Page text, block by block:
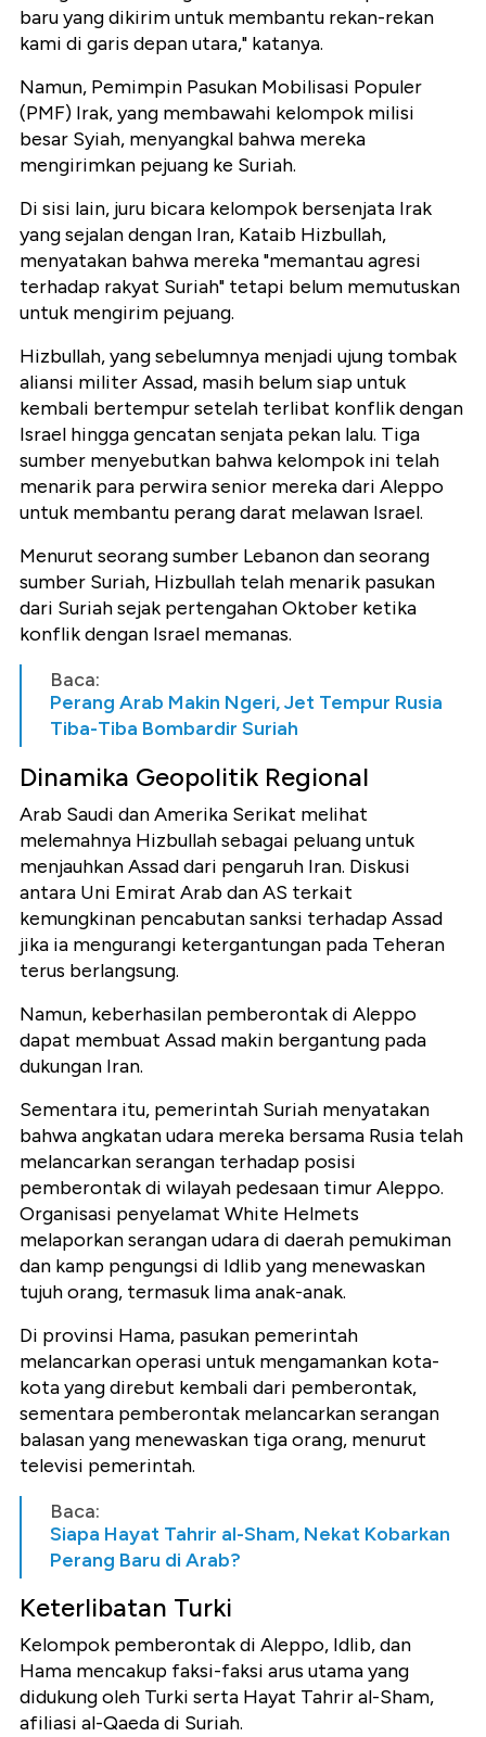
baru yang dikirim untuk membantu rekan-rekan
kami di garis depan utara," katanya.
Namun, Pemimpin Pasukan Mobilisasi Populer
(PMF) Irak, yang membawahi kelompok milisi
besar Syiah, menyangkal bahwa mereka
mengirimkan pejuang ke Suriah.
Di sisi lain, juru bicara kelompok bersenjata Irak
yang sejalan dengan Iran, Kataib Hizbullah,
menyatakan bahwa mereka "memantau agresi
terhadap rakyat Suriah" tetapi belum memutuskan
untuk mengirim pejuang.
Hizbullah, yang sebelumnya menjadi ujung tombak
aliansi militer Assad, masih belum siap untuk
kembali bertempur setelah terlibat konflik dengan
Israel hingga gencatan senjata pekan lalu. Tiga
sumber menyebutkan bahwa kelompok ini telah
menarik para perwira senior mereka dari Aleppo
untuk membantu perang darat melawan Israel.
Menurut seorang sumber Lebanon dan seorang
sumber Suriah, Hizbullah telah menarik pasukan
dari Suriah sejak pertengahan Oktober ketika
konflik dengan Israel memanas.
Baca:
Perang Arab Makin Ngeri, Jet Tempur Rusia
Tiba-Tiba Bombardir Suriah
Dinamika Geopolitik Regional
Arab Saudi dan Amerika Serikat melihat
melemahnya Hizbullah sebagai peluang untuk
menjauhkan Assad dari pengaruh Iran. Diskusi
antara Uni Emirat Arab dan AS terkait
kemungkinan pencabutan sanksi terhadap Assad
jika ia mengurangi ketergantungan pada Teheran
terus berlangsung.
Namun, keberhasilan pemberontak di Aleppo
dapat membuat Assad makin bergantung pada
dukungan Iran.
Sementara itu, pemerintah Suriah menyatakan
bahwa angkatan udara mereka bersama Rusia telah
melancarkan serangan terhadap posisi
pemberontak di wilayah pedesaan timur Aleppo.
Organisasi penyelamat White Helmets
melaporkan serangan udara di daerah pemukiman
dan kamp pengungsi di Idlib yang menewaskan
tujuh orang, termasuk lima anak-anak.
Di provinsi Hama, pasukan pemerintah
melancarkan operasi untuk mengamankan kota-
kota yang direbut kembali dari pemberontak,
sementara pemberontak melancarkan serangan
balasan yang menewaskan tiga orang, menurut
televisi pemerintah.
Baca:
Siapa Hayat Tahrir al-Sham, Nekat Kobarkan
Perang Baru di Arab?
Keterlibatan Turki
Kelompok pemberontak di Aleppo, Idlib, dan
Hama mencakup faksi-faksi arus utama yang
didukung oleh Turki serta Hayat Tahrir al-Sham,
afiliasi al-Qaeda di Suriah.